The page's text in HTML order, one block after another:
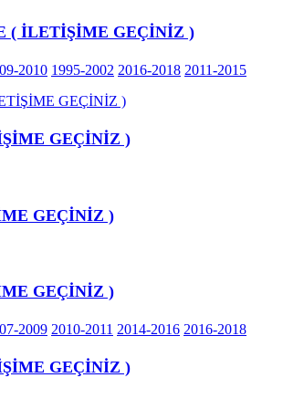
( İLETİŞİME GEÇİNİZ )
2010 1995-2002 2016-2018 2011-2015
GEÇİNİZ )
GEÇİNİZ )
GEÇİNİZ )
GEÇİNİZ )
2009 2010-2011 2014-2016 2016-2018
GEÇİNİZ )